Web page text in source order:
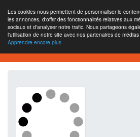
Les cookies nous permettent de personnaliser le
les annonces, d'offrir des fonctionnalités relatives aux
sociaux et d'analyser notre trafic. Nous partageons
l'utilisation de notre site avec nos partenaires de
Apprendre encore plus
Free SEO Testing Tool